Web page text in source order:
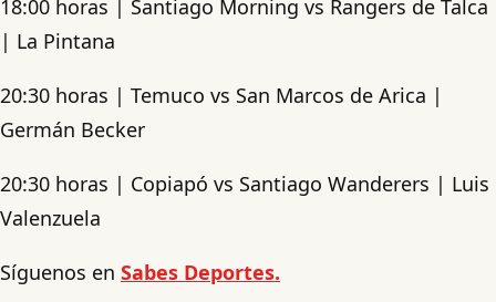
18:00 horas | Santiago Morning vs Rangers de Talca
| La Pintana
20:30 horas | Temuco vs San Marcos de Arica |
Germán Becker
20:30 horas | Copiapó vs Santiago Wanderers | Luis
Valenzuela
Síguenos en Sabes Deportes.